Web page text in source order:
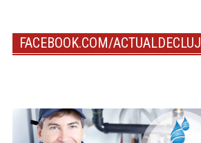
FACEBOOK.COM/ACTUALDECLUJ